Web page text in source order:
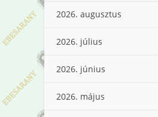
2026. augusztus
2026. július
2026. június
2026. május